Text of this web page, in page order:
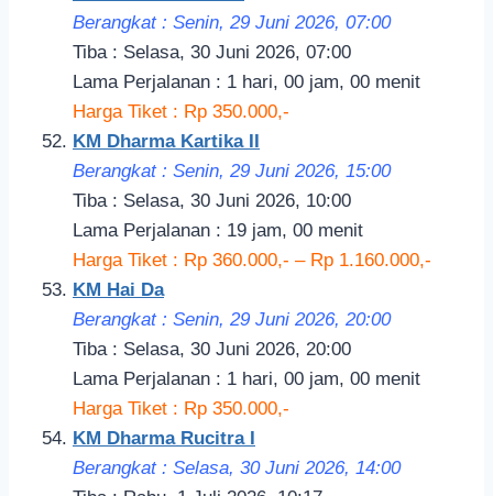
Berangkat : Senin, 29 Juni 2026, 07:00
Tiba : Selasa, 30 Juni 2026, 07:00
Lama Perjalanan : 1 hari, 00 jam, 00 menit
Harga Tiket : Rp 350.000,-
KM Dharma Kartika II
Berangkat : Senin, 29 Juni 2026, 15:00
Tiba : Selasa, 30 Juni 2026, 10:00
Lama Perjalanan : 19 jam, 00 menit
Harga Tiket : Rp 360.000,- – Rp 1.160.000,-
KM Hai Da
Berangkat : Senin, 29 Juni 2026, 20:00
Tiba : Selasa, 30 Juni 2026, 20:00
Lama Perjalanan : 1 hari, 00 jam, 00 menit
Harga Tiket : Rp 350.000,-
KM Dharma Rucitra I
Berangkat : Selasa, 30 Juni 2026, 14:00